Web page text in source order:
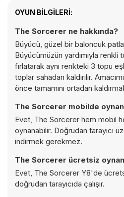
OYUN BILGILERI:
The Sorcerer ne hakkında?
Büyücü, güzel bir baloncuk
Büyücümüzün yardımıyla
fırlatarak aynı renkteki 3 topu
toplar sahadan kaldırılır.
önce tamamını ortadan
The Sorcerer mobilde
Evet, The Sorcerer hem mobil
oynanabilir. Doğrudan tarayıcı
indirmek gerekmez.
The Sorcerer ücretsiz
Evet, The Sorcerer Y8'de
doğrudan tarayıcıda çalışır.